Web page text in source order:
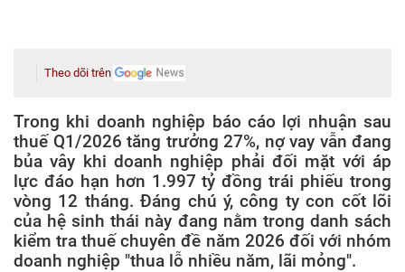
Theo dõi trên
Trong khi doanh nghiệp báo cáo lợi nhuận sau
thuế Q1/2026 tăng trưởng 27%, nợ vay vẫn đang
bủa vây khi doanh nghiệp phải đối mặt với áp
lực đáo hạn hơn 1.997 tỷ đồng trái phiếu trong
vòng 12 tháng. Đáng chú ý, công ty con cốt lõi
của hệ sinh thái này đang nằm trong danh sách
kiểm tra thuế chuyên đề năm 2026 đối với nhóm
doanh nghiệp "thua lỗ nhiều năm, lãi mỏng".